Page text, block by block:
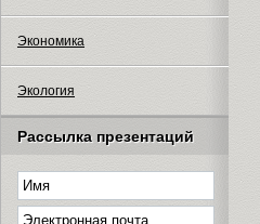
Экономика
Экология
Рассылка презентаций